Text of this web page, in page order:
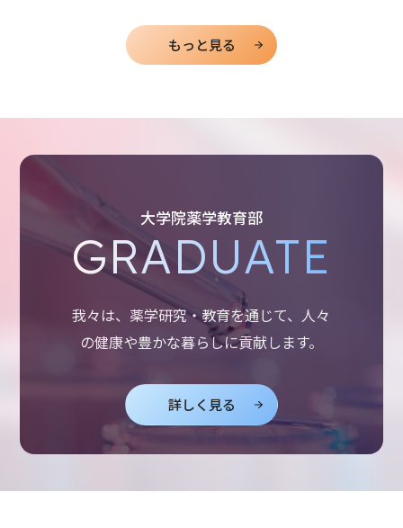
もっと見る
大学院薬学教育部
GRADUATE
我々は、薬学研究・教育を通じて、人々
の健康や豊かな暮らしに貢献します。
詳しく見る